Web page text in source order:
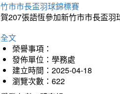
市市長盃羽球錦標賽
207張語恆參加新竹市市長盃
文
榮譽事項：
發佈單位：學務處
建立時間：2025-04-18
瀏覽次數：622